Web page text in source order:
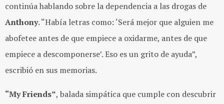
continúa hablando sobre la dependencia a las drogas de
Anthony. “Había letras como: ‘Será mejor que alguien me
abofetee antes de que empiece a oxidarme, antes de que
empiece a descomponerse’. Eso es un grito de ayuda”,
escribió en sus memorias.
“My Friends”, balada simpática que cumple con descubrir